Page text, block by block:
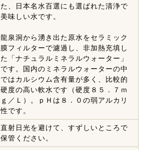
た、日本名水百選にも選ばれた清浄で
美味しい水です。
龍泉洞から湧き出た原水をセラミック
膜フィルターで濾過し、非加熱充填し
た「ナチュラルミネラルウォーター」
です。国内のミネラルウォーターの中
ではカルシウム含有量が多く、比較的
硬度の高い軟水です（硬度８５．７ｍ
ｇ／Ｌ）。ｐＨは８．０の弱アルカリ
性です。
直射日光を避けて、すずしいところで
保管ください。